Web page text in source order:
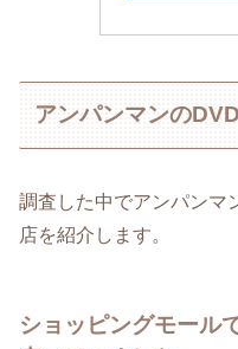
アンパンマンの
調査した中でアンパンマ
店を紹介します。
ショッピングモール